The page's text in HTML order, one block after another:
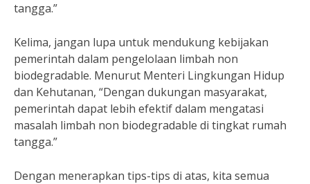
tangga.”
Kelima, jangan lupa untuk mendukung kebijakan
pemerintah dalam pengelolaan limbah non
biodegradable. Menurut Menteri Lingkungan Hidup
dan Kehutanan, “Dengan dukungan masyarakat,
pemerintah dapat lebih efektif dalam mengatasi
masalah limbah non biodegradable di tingkat rumah
tangga.”
Dengan menerapkan tips-tips di atas, kita semua